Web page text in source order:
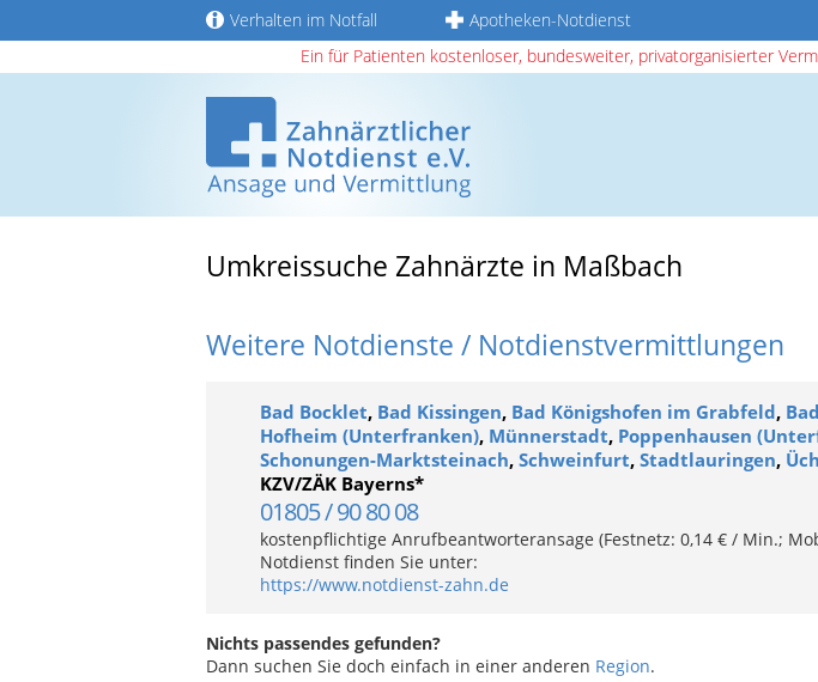
Verhalten im Notfall Apotheken-Notdienst
Ein für Patienten kostenloser, bundesweiter, privatorganisierter
Umkreissuche Zahnärzte in Maßbach
Weitere Notdienste / Notdienstvermittlungen
Bad Bocklet, Bad Kissingen, Bad Königshofen im Grabfeld,
Hofheim (Unterfranken), Münnerstadt, Poppenhausen
Schonungen-Marktsteinach, Schweinfurt, Stadtlauringen,
KZV/ZÄK Bayerns*
01805 / 90 80 08
kostenpflichtige Anrufbeantworteransage (Festnetz: 0,14 € / Min.;
Notdienst finden Sie unter:
https://www.notdienst-zahn.de
Nichts passendes gefunden?
Dann suchen Sie doch einfach in einer anderen Region.